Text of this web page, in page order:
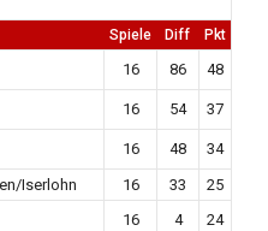
Spiele Diff Pkt
16 86 48
16 54 37
16 48
34
Iserlohn 16 33
25
16 4 24